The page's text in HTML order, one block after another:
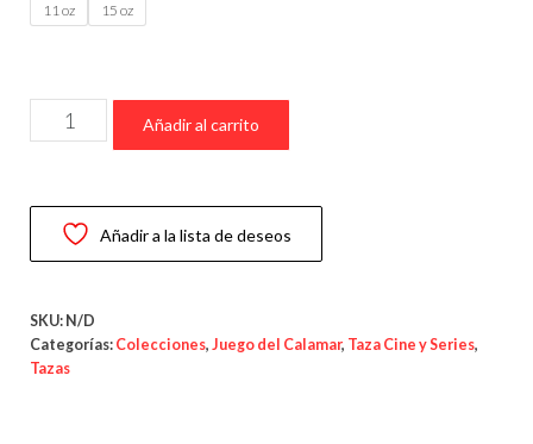
hasta
9,95 €
11 oz 15 oz
Taza
El
del
Calamar
La
Muñeca
Letal
Añadir al carrito
Añadir a la lista de deseos
SKU: N/D
Categorías: Colecciones, Juego del Calamar, Taza Cine y Series,
Tazas